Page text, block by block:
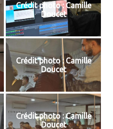
Crédit photo : Camille
Doucet
Crédit photo : Camille
Doucet
Crédit photo : Camille
Doucet